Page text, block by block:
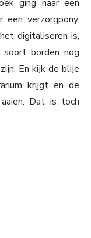
ging naar een
verzorgpony.
digitaliseren is,
borden nog
En kijk de blije
krijgt en de
Dat is toch